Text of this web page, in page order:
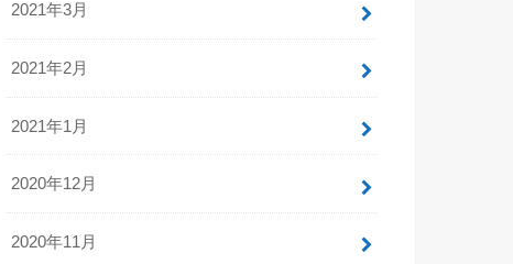
2021年3月
2021年2月
2021年1月
2020年12月
2020年11月